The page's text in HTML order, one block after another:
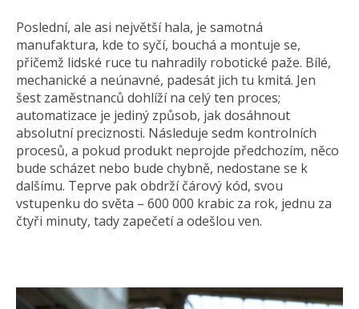
Poslední, ale asi největší hala, je samotná
manufaktura, kde to syčí, bouchá a montuje se,
přičemž lidské ruce tu nahradily robotické paže. Bílé,
mechanické a neúnavné, padesát jich tu kmitá. Jen
šest zaměstnanců dohlíží na celý ten proces;
automatizace je jediný způsob, jak dosáhnout
absolutní preciznosti. Následuje sedm kontrolních
procesů, a pokud produkt neprojde předchozím, něco
bude scházet nebo bude chybně, nedostane se k
dalšímu. Teprve pak obdrží čárový kód, svou
vstupenku do světa – 600 000 krabic za rok, jednu za
čtyři minuty, tady zapečetí a odešlou ven.